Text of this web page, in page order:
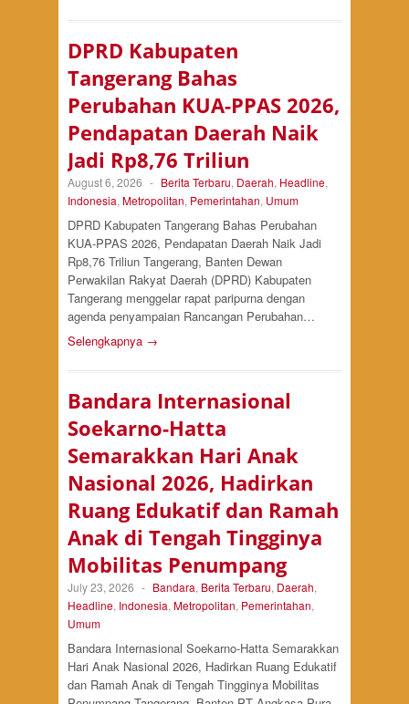
DPRD Kabupaten
Tangerang Bahas
Perubahan KUA-PPAS 2026,
Pendapatan Daerah Naik
Jadi Rp8,76 Triliun
August 6, 2026 - Berita Terbaru, Daerah, Headline,
Indonesia, Metropolitan, Pemerintahan, Umum
DPRD Kabupaten Tangerang Bahas Perubahan
KUA-PPAS 2026, Pendapatan Daerah Naik Jadi
Rp8,76 Triliun Tangerang, Banten Dewan
Perwakilan Rakyat Daerah (DPRD) Kabupaten
Tangerang menggelar rapat paripurna dengan
agenda penyampaian Rancangan Perubahan…
Selengkapnya →
Bandara Internasional
Soekarno-Hatta
Semarakkan Hari Anak
Nasional 2026, Hadirkan
Ruang Edukatif dan Ramah
Anak di Tengah Tingginya
Mobilitas Penumpang
July 23, 2026 - Bandara, Berita Terbaru, Daerah,
Headline, Indonesia, Metropolitan, Pemerintahan,
Umum
Bandara Internasional Soekarno-Hatta Semarakkan
Hari Anak Nasional 2026, Hadirkan Ruang Edukatif
dan Ramah Anak di Tengah Tingginya Mobilitas